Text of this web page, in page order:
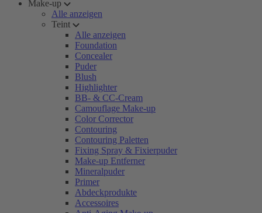
Make-up
Alle anzeigen
Teint
Alle anzeigen
Foundation
Concealer
Puder
Blush
Highlighter
BB- & CC-Cream
Camouflage Make-up
Color Corrector
Contouring
Contouring Paletten
Fixing Spray & Fixierpuder
Make-up Entferner
Mineralpuder
Primer
Abdeckprodukte
Accessoires